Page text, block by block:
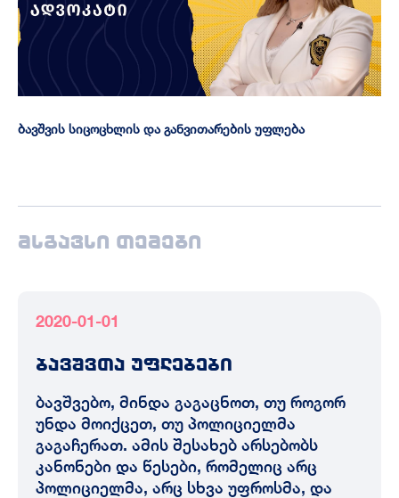
ბავშვის სიცოცხლის და განვითარების უფლება
მსგავსი თემები
2020-01-01
ბავშვთა უფლებები
ბავშვებო, მინდა გაგაცნოთ, თუ როგორ
უნდა მოიქცეთ, თუ პოლიციელმა
გაგაჩერათ. ამის შესახებ არსებობს
კანონები და წესები, რომელიც არც
პოლიციელმა, არც სხვა უფროსმა, და